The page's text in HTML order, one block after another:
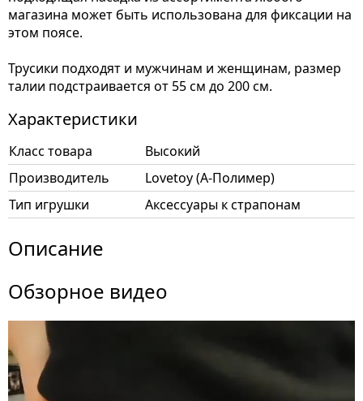
магазина может быть использована для фиксации на
этом поясе.
Трусики подходят и мужчинам и женщинам, размер
талии подстраивается от 55 см до 200 см.
Характеристики
Класс товара
Высокий
Производитель
Lovetoy (А-Полимер)
Тип игрушки
Аксессуары к страпонам
Описание
Обзорное видео